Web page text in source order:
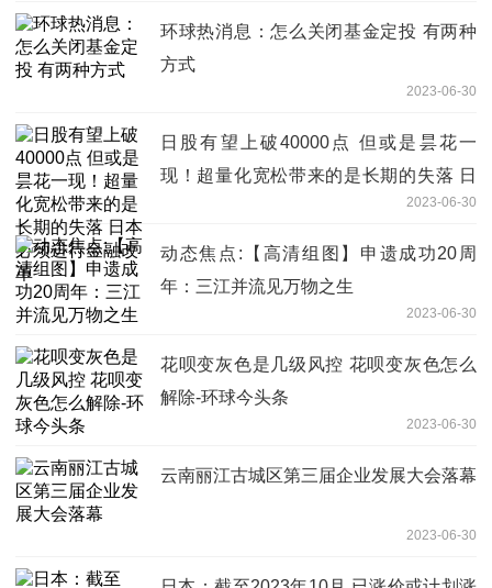
环球热消息：怎么关闭基金定投 有两种
方式
2023-06-30
日股有望上破40000点 但或是昙花一
现！超量化宽松带来的是长期的失落 日
2023-06-30
动态焦点:【高清组图】申遗成功20周
年：三江并流见万物之生
2023-06-30
花呗变灰色是几级风控 花呗变灰色怎么
解除-环球今头条
2023-06-30
云南丽江古城区第三届企业发展大会落幕
2023-06-30